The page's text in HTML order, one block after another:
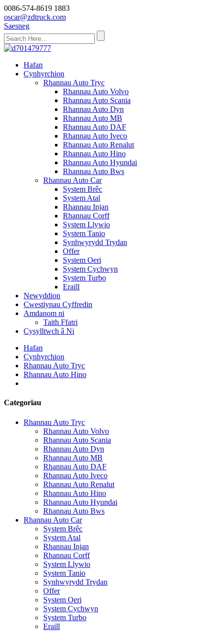
0086-574-8619 1883
oscar@zdtruck.com
Saesneg
Hafan
Cynhyrchion
Rhannau Auto Tryc
Rhannau Auto Volvo
Rhannau Auto Scania
Rhannau Auto Dyn
Rhannau Auto MB
Rhannau Auto DAF
Rhannau Auto Iveco
Rhannau Auto Renalut
Rhannau Auto Hino
Rhannau Auto Hyundai
Rhannau Auto Bws
Rhannau Auto Car
System Brêc
System Atal
Rhannau Injan
Rhannau Corff
System Llywio
System Tanio
Synhwyrydd Trydan
Offer
System Oeri
System Cychwyn
System Turbo
Eraill
Newyddion
Cwestiynau Cyffredin
Amdanom ni
Taith Ffatri
Cysylltwch â Ni
Hafan
Cynhyrchion
Rhannau Auto Tryc
Rhannau Auto Hino
Categorïau
Rhannau Auto Tryc
Rhannau Auto Volvo
Rhannau Auto Scania
Rhannau Auto Dyn
Rhannau Auto MB
Rhannau Auto DAF
Rhannau Auto Iveco
Rhannau Auto Renalut
Rhannau Auto Hino
Rhannau Auto Hyundai
Rhannau Auto Bws
Rhannau Auto Car
System Brêc
System Atal
Rhannau Injan
Rhannau Corff
System Llywio
System Tanio
Synhwyrydd Trydan
Offer
System Oeri
System Cychwyn
System Turbo
Eraill